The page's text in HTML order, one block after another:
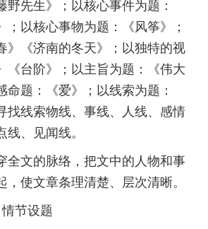
野先生》；以核心事件为题：
；以核心事物为题：《风筝》；
》《济南的冬天》；以独特的视
《台阶》；以主旨为题：《伟大
命题：《爱》；以线索为题：
找线索物线、事线、人线、感情
、见闻线。
文的脉络，把文中的人物和事
使文章条理清楚、层次清晰。
节设题